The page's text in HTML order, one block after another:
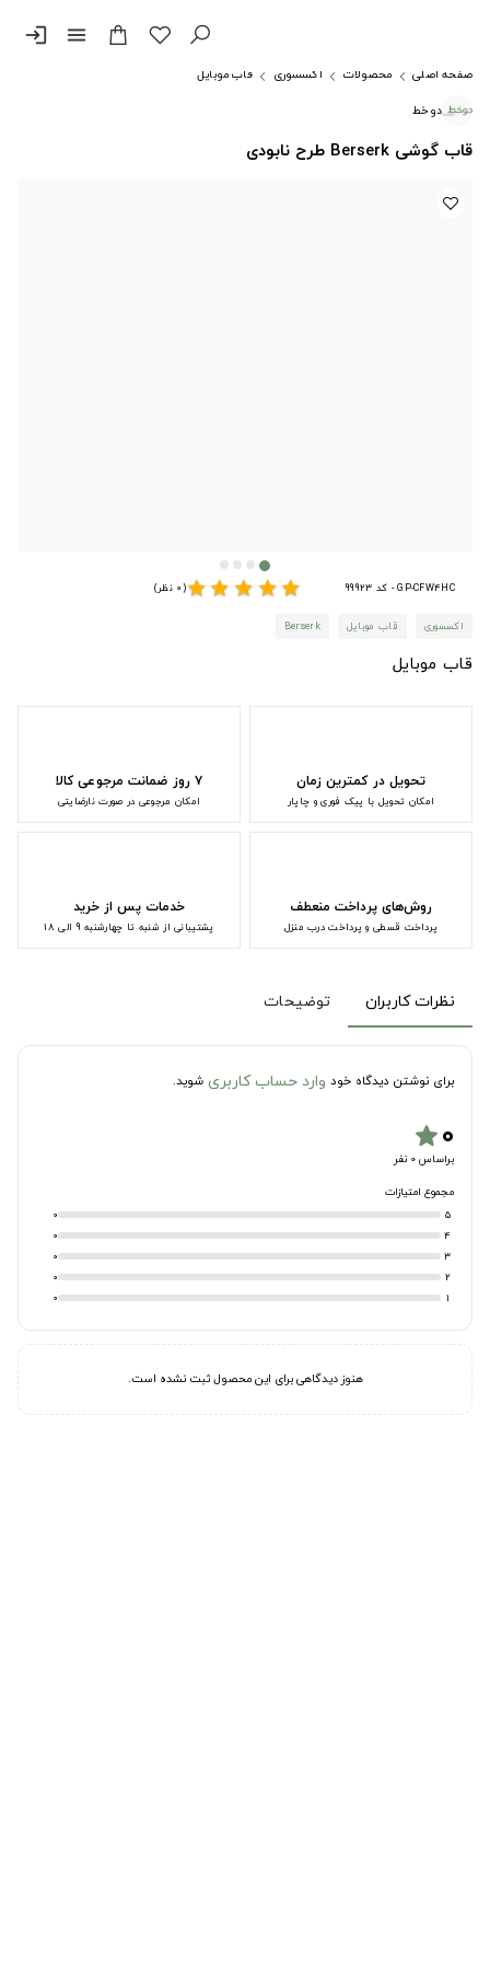
menu
login
صفحه اصلی محصولات اکسسوری
قاب موبایل
دوخط
قاب گوشی Berserk طرح نابودی
GP-CFW4HC - کد 99923 star
star
star
star
star(0 نظر)
اکسسوری قاب موبایل Berserk
قاب موبایل
تحویل در کمترین زمان
امکان تحویل با پیک فوری و چاپار
۷ روز ضمانت مرجوعی کالا
امکان مرجوعی در صورت نارضایتی
روش‌های پرداخت منعطف
پرداخت قسطی و پرداخت درب منزل
خدمات پس از خرید
پشتیبانی از شنبه تا چهارشنبه 9 الی 18
نظرات کاربران توضیحات
برای نوشتن دیدگاه خود وارد حساب کاربری شوید.
۰star
براساس 0 نفر
مجموع امتیازات
5
0
4
0
3
0
2
0
1
0
هنوز دیدگاهی برای این محصول ثبت نشده است.